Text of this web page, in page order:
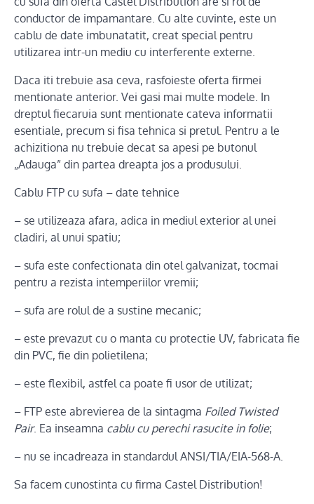
conductor de impamantare. Cu alte cuvinte, este un
cablu de date imbunatatit, creat special pentru
utilizarea intr-un mediu cu interferente externe.
Daca iti trebuie asa ceva, rasfoieste oferta firmei
mentionate anterior. Vei gasi mai multe modele. In
dreptul fiecaruia sunt mentionate cateva informatii
esentiale, precum si fisa tehnica si pretul. Pentru a le
achizitiona nu trebuie decat sa apesi pe butonul
„Adauga” din partea dreapta jos a produsului.
Cablu FTP cu sufa – date tehnice
– se utilizeaza afara, adica in mediul exterior al unei
cladiri, al unui spatiu;
– sufa este confectionata din otel galvanizat, tocmai
pentru a rezista intemperiilor vremii;
– sufa are rolul de a sustine mecanic;
– este prevazut cu o manta cu protectie UV, fabricata fie
din PVC, fie din polietilena;
– este flexibil, astfel ca poate fi usor de utilizat;
– FTP este abrevierea de la sintagma Foiled Twisted
Pair. Ea inseamna cablu cu perechi rasucite in folie;
– nu se incadreaza in standardul ANSI/TIA/EIA-568-A.
Sa facem cunostinta cu firma Castel Distribution!